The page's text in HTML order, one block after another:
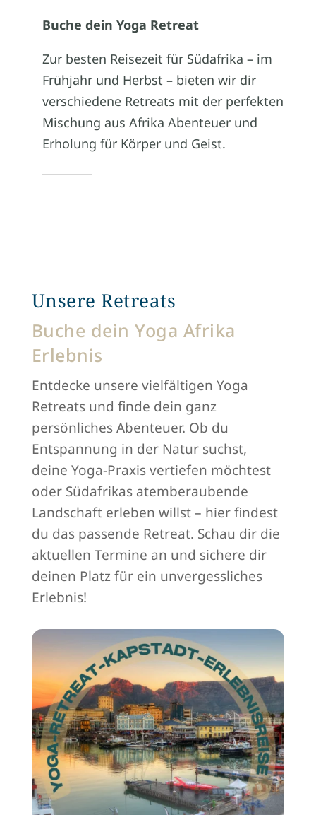
Buche dein Yoga Retreat
Zur besten Reisezeit für Südafrika – im
Frühjahr und Herbst – bieten wir dir
verschiedene Retreats mit der perfekten
Mischung aus Afrika Abenteuer und
Erholung für Körper und Geist.
Unsere Retreats
Buche dein Yoga Afrika
Erlebnis
Entdecke unsere vielfältigen Yoga
Retreats und finde dein ganz
persönliches Abenteuer. Ob du
Entspannung in der Natur suchst,
deine Yoga-Praxis vertiefen möchtest
oder Südafrikas atemberaubende
Landschaft erleben willst – hier findest
du das passende Retreat. Schau dir die
aktuellen Termine an und sichere dir
deinen Platz für ein unvergessliches
Erlebnis!